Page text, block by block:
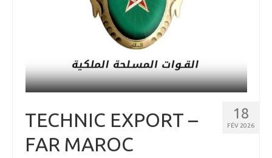
MEDIAS
FR/EN
18
FÉV 2026
TECHNIC EXPORT –
FAR MAROC